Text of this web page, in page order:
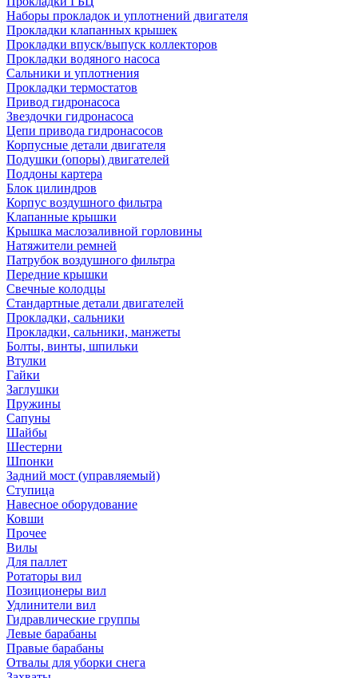
Наборы прокладок и уплотнений двигателя
Прокладки клапанных крышек
Прокладки впуск/выпуск коллекторов
Прокладки водяного насоса
Сальники и уплотнения
Прокладки термостатов
Привод гидронасоса
Звездочки гидронасоса
Цепи привода гидронасосов
Корпусные детали двигателя
Подушки (опоры) двигателей
Поддоны картера
Блок цилиндров
Корпус воздушного фильтра
Клапанные крышки
Крышка маслозаливной горловины
Натяжители ремней
Патрубок воздушного фильтра
Передние крышки
Свечные колодцы
Стандартные детали двигателей
Прокладки, сальники
Прокладки, сальники, манжеты
Болты, винты, шпильки
Втулки
Гайки
Заглушки
Пружины
Сапуны
Шайбы
Шестерни
Шпонки
Задний мост (управляемый)
Ступица
Навесное оборудование
Ковши
Прочее
Вилы
Для паллет
Ротаторы вил
Позиционеры вил
Удлинители вил
Гидравлические группы
Левые барабаны
Правые барабаны
Отвалы для уборки снега